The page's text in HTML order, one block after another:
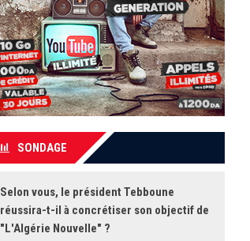
SONDAGE
Selon vous, le président Tebboune
réussira-t-il à concrétiser son objectif de
"L'Algérie Nouvelle" ?